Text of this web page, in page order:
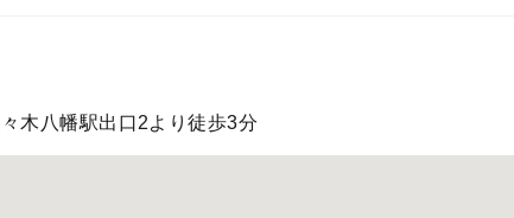
木八幡駅出口2より徒歩3分